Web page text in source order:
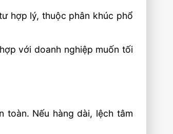
hợp lý, thuộc phân khúc phổ
với doanh nghiệp muốn tối
toàn. Nếu hàng dài, lệch tâm